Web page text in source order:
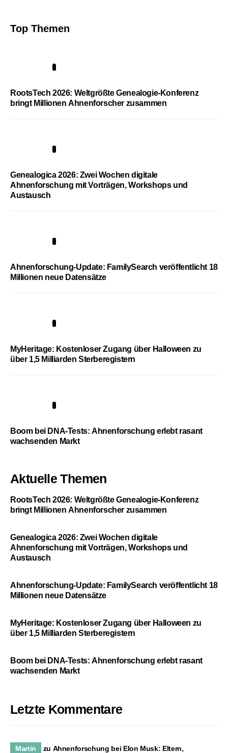
Top Themen
RootsTech 2026: Weltgrößte Genealogie-Konferenz
bringt Millionen Ahnenforscher zusammen
Genealogica 2026: Zwei Wochen digitale
Ahnenforschung mit Vorträgen, Workshops und
Austausch
Ahnenforschung-Update: FamilySearch veröffentlicht 18
Millionen neue Datensätze
MyHeritage: Kostenloser Zugang über Halloween zu
über 1,5 Milliarden Sterberegistern
Boom bei DNA-Tests: Ahnenforschung erlebt rasant
wachsenden Markt
Aktuelle Themen
RootsTech 2026: Weltgrößte Genealogie-Konferenz
bringt Millionen Ahnenforscher zusammen
Genealogica 2026: Zwei Wochen digitale
Ahnenforschung mit Vorträgen, Workshops und
Austausch
Ahnenforschung-Update: FamilySearch veröffentlicht 18
Millionen neue Datensätze
MyHeritage: Kostenloser Zugang über Halloween zu
über 1,5 Milliarden Sterberegistern
Boom bei DNA-Tests: Ahnenforschung erlebt rasant
wachsenden Markt
Letzte Kommentare
Martin zu Ahnenforschung bei Elon Musk: Eltern,